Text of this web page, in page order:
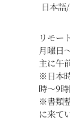
日本語
リモー
月曜日
主に午
※日本
時〜9
※書類
に来て